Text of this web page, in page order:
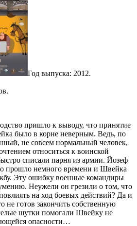
Год выпуска: 2012.
пришло к выводу, что принятие
было в корне неверным. Ведь, по
не совсем нормальный человек,
относиться к воинской
списали парня из армии. Йозеф
прошло немного времени и Швейка
Эту ошибку военные командиры
Неужели он грезили о том, что
на ход боевых действий? Да и
не готов закончить собственную
шутки помогали Швейку не
опасности…